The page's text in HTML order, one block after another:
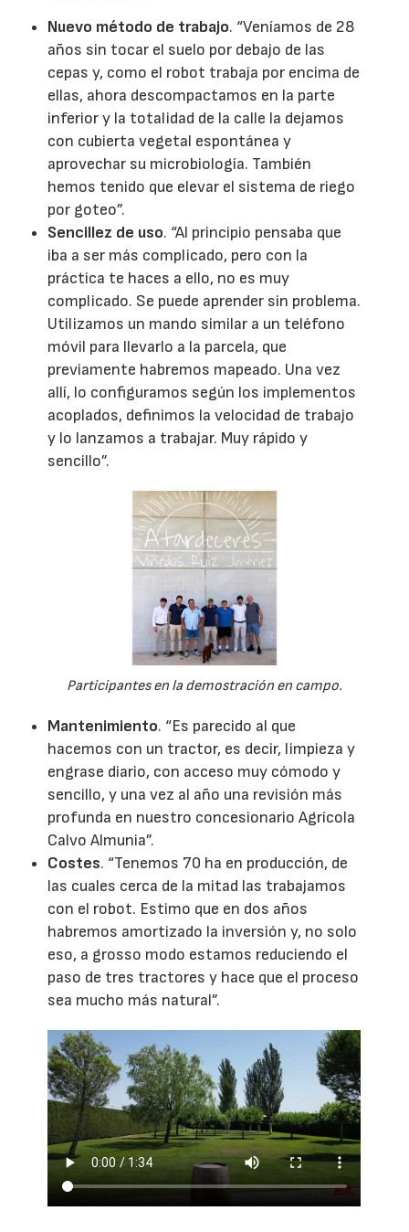
Nuevo método de trabajo. “Veníamos de 28
años sin tocar el suelo por debajo de las
cepas y, como el robot trabaja por encima de
ellas, ahora descompactamos en la parte
inferior y la totalidad de la calle la dejamos
con cubierta vegetal espontánea y
aprovechar su microbiología. También
hemos tenido que elevar el sistema de riego
por goteo”.
Sencillez de uso. “Al principio pensaba que
iba a ser más complicado, pero con la
práctica te haces a ello, no es muy
complicado. Se puede aprender sin problema.
Utilizamos un mando similar a un teléfono
móvil para llevarlo a la parcela, que
previamente habremos mapeado. Una vez
allí, lo configuramos según los implementos
acoplados, definimos la velocidad de trabajo
y lo lanzamos a trabajar. Muy rápido y
sencillo”.
Participantes en la demostración en campo.
Mantenimiento. “Es parecido al que
hacemos con un tractor, es decir, limpieza y
engrase diario, con acceso muy cómodo y
sencillo, y una vez al año una revisión más
profunda en nuestro concesionario Agrícola
Calvo Almunia”.
Costes. “Tenemos 70 ha en producción, de
las cuales cerca de la mitad las trabajamos
con el robot. Estimo que en dos años
habremos amortizado la inversión y, no solo
eso, a grosso modo estamos reduciendo el
paso de tres tractores y hace que el proceso
sea mucho más natural”.